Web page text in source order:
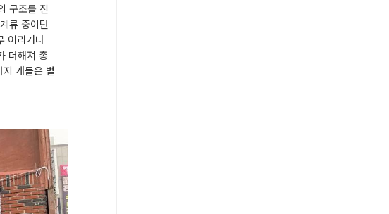
구조를 진
류 중이던
어리거나
더해져 총
지 개들은 별